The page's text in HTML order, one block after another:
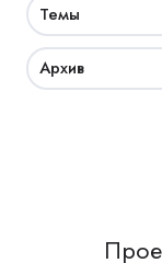
Темы
Архив